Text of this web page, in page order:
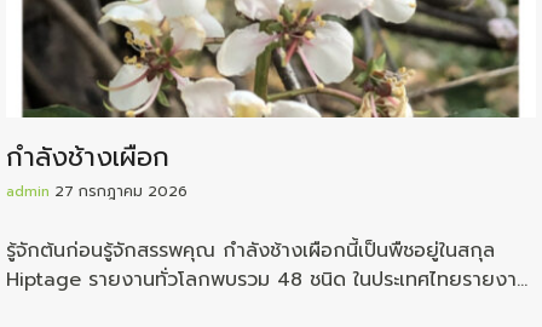
กำลังช้างเผือก
admin 27 กรกฎาคม 2026
รู้จักต้นก่อนรู้จักสรรพคุณ กำลังช้างเผือกนี้เป็นพืชอยู่ในสกุล
Hiptage รายงานทั่วโลกพบรวม 48 ชนิด ในประเทศไทยรายงาน